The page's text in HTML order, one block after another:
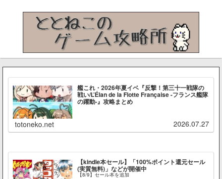
艦これ・2026年夏イベ『反撃！第三十一戦隊の
戦い/L’Élan de la Flotte Française -フランス艦隊
の躍動-』攻略まとめ
totoneko.net 2026.07.27
【kindle本セール】「100%ポイント還元セール
(実質無料)」などが開催中
【8/9】セール本を追加